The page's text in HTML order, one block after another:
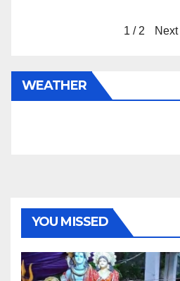
1 / 2 Next
WEATHER
YOU MISSED